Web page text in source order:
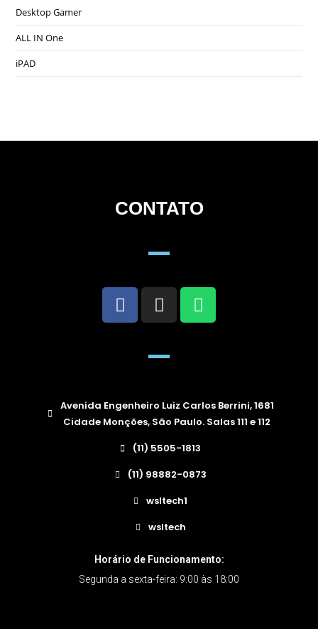
Desktop Gamer
ALL IN One
iPAD
CONTATO
Avenida Engenheiro Luiz Carlos Berrini, 1681
Cidade Monções, São Paulo. Salas 111 e 112
(11) 5505-1813
(11) 98882-0873
wsltech1
wsltech
Horário de Funcionamento:
Segunda a sexta-feira: 9:00 às 18:00